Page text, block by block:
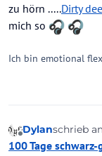
zu hörn .....Dirty
mich so
Ich bin emotional
Offline
Dylanschrieb
zuletzt
100 Tage